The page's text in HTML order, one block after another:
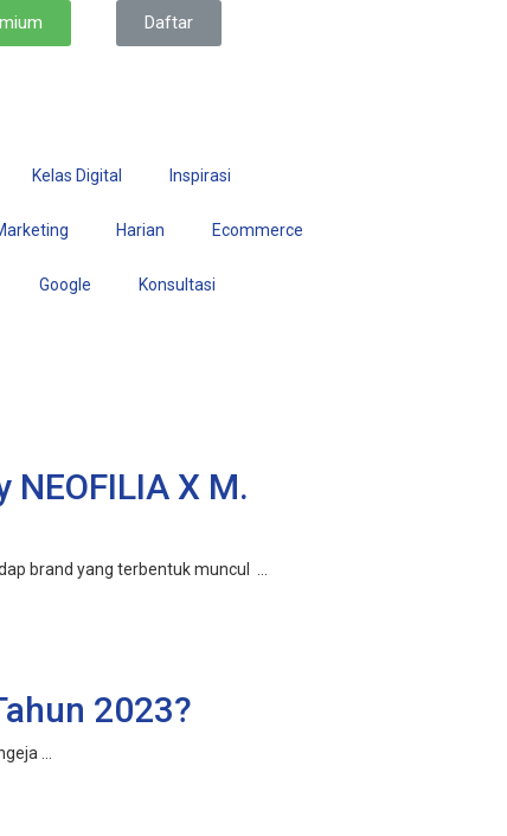
Daftar
Kelas Digital Inspirasi
Harian Ecommerce
Google Konsultasi
X M.
brand yang terbentuk muncul ...
2023?
...